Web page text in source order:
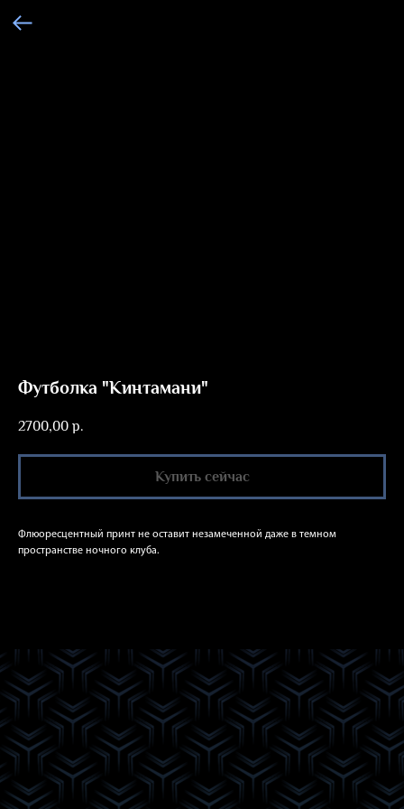
Футболка "Кинтамани"
2700,00 р.
Купить сейчас
Флюоресцентный принт не оставит незамеченной даже в темном
пространстве ночного клуба.